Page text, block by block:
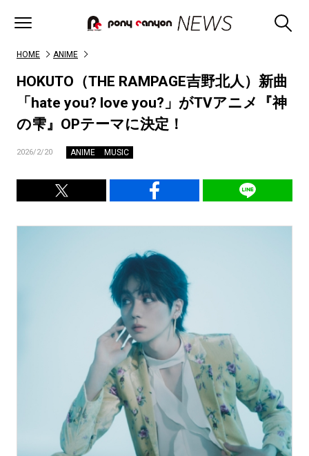
HOME ANIME
HOKUTO（THE RAMPAGE吉野北人）新曲
「hate you? love you?」がTVアニメ『神
の雫』OPテーマに決定！
2026/2/20 ANIME MUSIC